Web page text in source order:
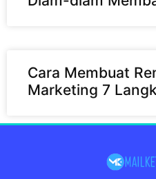
Cara Membuat
Marketing 7